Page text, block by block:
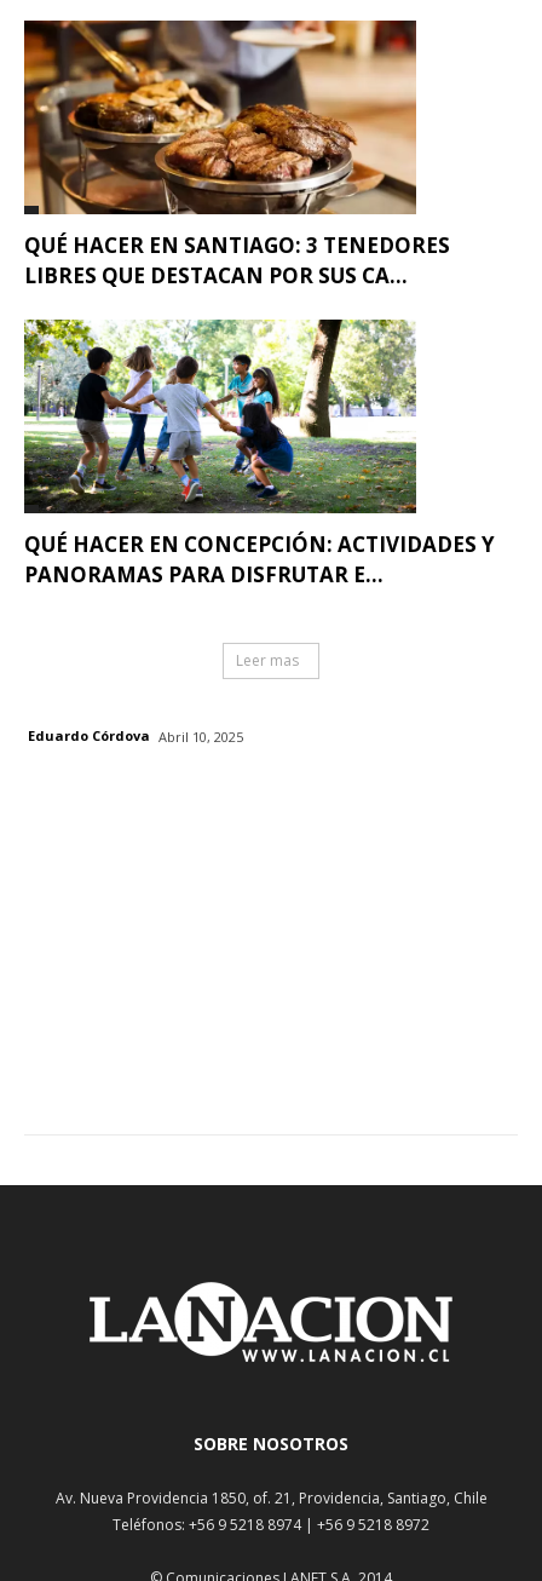
QUÉ HACER EN SANTIAGO: 3 TENEDORES
LIBRES QUE DESTACAN POR SUS CA...
QUÉ HACER EN CONCEPCIÓN: ACTIVIDADES Y
PANORAMAS PARA DISFRUTAR E...
Leer mas
Eduardo Córdova Abril 10, 2025
SOBRE NOSOTROS
Av. Nueva Providencia 1850, of. 21, Providencia, Santiago, Chile
Teléfonos: +56 9 5218 8974 | +56 9 5218 8972